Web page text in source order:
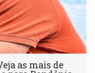
as mais de